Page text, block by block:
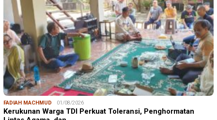
FADIAH MACHMUD 01/08/2026
Kerukunan Warga TDI Perkuat Toleransi, Penghormatan